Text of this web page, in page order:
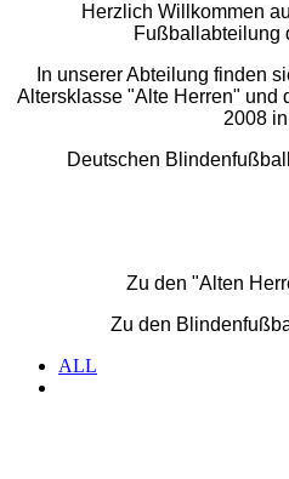
Herzlich Willkommen
Fußballabteilung
In unserer Abteilung finden
Altersklasse "Alte Herren" und
2008
Deutschen
Zu den "Alten
Zu den
ALL